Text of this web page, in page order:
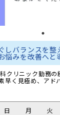
しバランスを
悩みを改善へと
クリニック勤務の
早く見極め、アド
日 月 火